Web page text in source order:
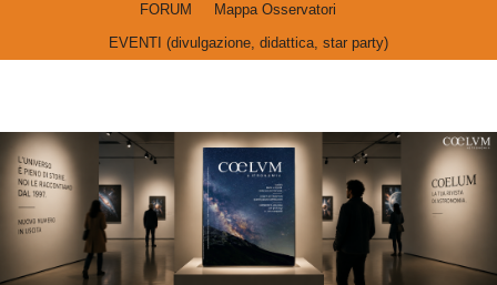
FORUM
Mappa Osservatori
EVENTI (divulgazione, didattica, star party)